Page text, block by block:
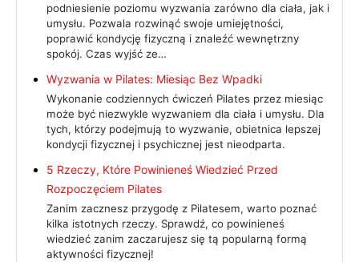
podniesienie poziomu wyzwania zarówno dla ciała, jak i
umysłu. Pozwala rozwinąć swoje umiejętności,
poprawić kondycję fizyczną i znaleźć wewnętrzny
spokój. Czas wyjść ze…
Wyzwania w Pilates: Miesiąc Bez Wpadki
Wykonanie codziennych ćwiczeń Pilates przez miesiąc
może być niezwykle wyzwaniem dla ciała i umysłu. Dla
tych, którzy podejmują to wyzwanie, obietnica lepszej
kondycji fizycznej i psychicznej jest nieodparta.
5 Rzeczy, Które Powinieneś Wiedzieć Przed
Rozpoczęciem Pilates
Zanim zacznesz przygodę z Pilatesem, warto poznać
kilka istotnych rzeczy. Sprawdź, co powinieneś
wiedzieć zanim zaczarujesz się tą popularną formą
aktywności fizycznej!